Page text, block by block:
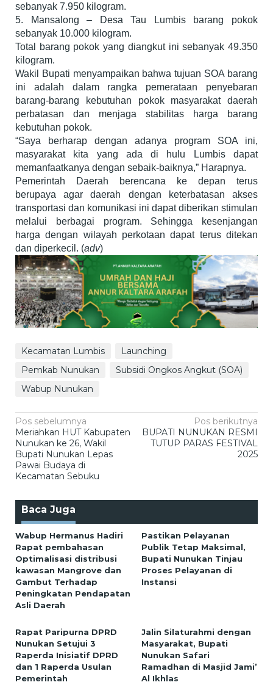
sebanyak 7.950 kilogram.
5. Mansalong – Desa Tau Lumbis barang pokok
sebanyak 10.000 kilogram.
Total barang pokok yang diangkut ini sebanyak 49.350
kilogram.
Wakil Bupati menyampaikan bahwa tujuan SOA barang
ini adalah dalam rangka pemerataan penyebaran
barang-barang kebutuhan pokok masyarakat daerah
perbatasan dan menjaga stabilitas harga barang
kebutuhan pokok.
“Saya berharap dengan adanya program SOA ini,
masyarakat kita yang ada di hulu Lumbis dapat
memanfaatkanya dengan sebaik-baiknya,” Harapnya.
Pemerintah Daerah berencana ke depan terus
berupaya agar daerah dengan keterbatasan akses
transportasi dan komunikasi ini dapat diberikan stimulan
melalui berbagai program. Sehingga kesenjangan
harga dengan wilayah perkotaan dapat terus ditekan
dan diperkecil. (adv)
Kecamatan Lumbis
Launching
Pemkab Nunukan
Subsidi Ongkos Angkut (SOA)
Wabup Nunukan
Navigasi
pos
Pos sebelumnya
Meriahkan HUT Kabupaten
Nunukan ke 26, Wakil
Bupati Nunukan Lepas
Pawai Budaya di
Kecamatan Sebuku
Pos berikutnya
BUPATI NUNUKAN RESMI
TUTUP PARAS FESTIVAL
2025
Baca Juga
Wabup Hermanus Hadiri
Rapat pembahasan
Optimalisasi distribusi
kawasan Mangrove dan
Gambut Terhadap
Peningkatan Pendapatan
Asli Daerah
Pastikan Pelayanan
Publik Tetap Maksimal,
Bupati Nunukan Tinjau
Proses Pelayanan di
Instansi
Rapat Paripurna DPRD
Nunukan Setujui 3
Raperda Inisiatif DPRD
dan 1 Raperda Usulan
Pemerintah
Jalin Silaturahmi dengan
Masyarakat, Bupati
Nunukan Safari
Ramadhan di Masjid Jami’
Al Ikhlas